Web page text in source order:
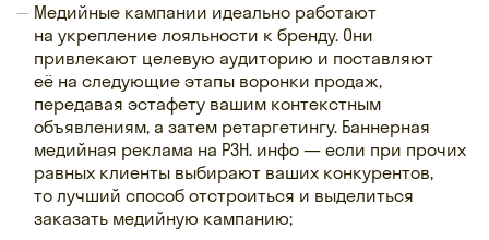
Медийные кампании идеально работают
на укрепление лояльности к бренду. Они
привлекают целевую аудиторию и поставляют
её на следующие этапы воронки продаж,
передавая эстафету вашим контекстным
объявлениям, а затем ретаргетингу. Баннерная
медийная реклама на РЗН. инфо — если при прочих
равных клиенты выбирают ваших конкурентов,
то лучший способ отстроиться и выделиться
заказать медийную кампанию;